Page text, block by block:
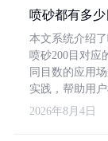
喷砂都有多少
本文系统介绍
喷砂200目对应
同目数的应用
实践，帮助用
2026年8月4日